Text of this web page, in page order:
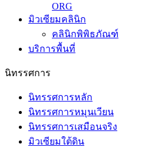
ORG
มิวเซียมคลินิก
คลินิกพิพิธภัณฑ์
บริการพื้นที่
นิทรรศการ
นิทรรศการหลัก
นิทรรศการหมุนเวียน
นิทรรศการเสมือนจริง
มิวเซียมใต้ดิน